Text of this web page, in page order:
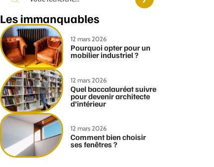
Les immanquables
12 mars 2026
Pourquoi opter pour un
mobilier industriel ?
12 mars 2026
Quel baccalauréat suivre
pour devenir architecte
d’intérieur
12 mars 2026
Comment bien choisir
ses fenêtres ?